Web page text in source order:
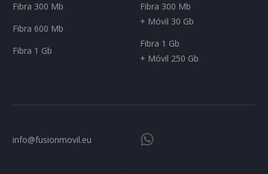
Fibra 300 Mb
Fibra 600 Mb
Fibra 1 Gb
Fibra 300 Mb
+ Móvil 30 Gb
Fibra 1 Gb
+ Móvil 250 Gb
info@fusionmovil.eu